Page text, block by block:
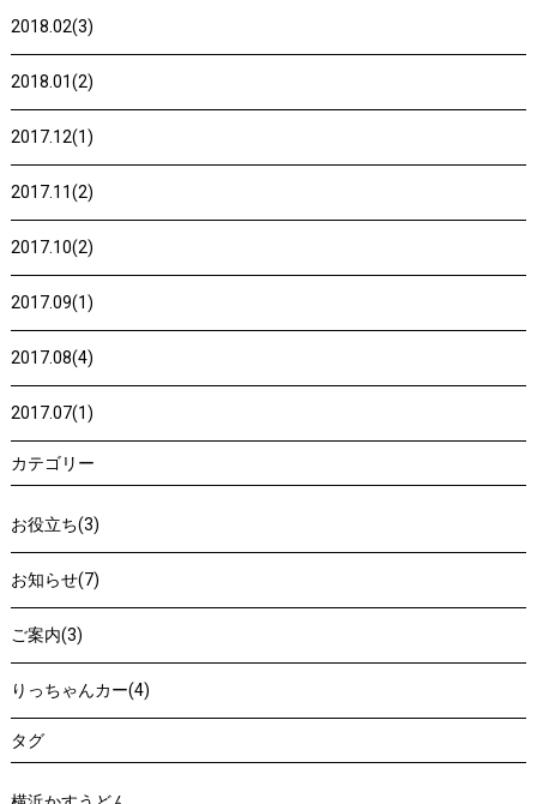
2018.02(3)
2018.01(2)
2017.12(1)
2017.11(2)
2017.10(2)
2017.09(1)
2017.08(4)
2017.07(1)
カテゴリー
お役立ち(3)
お知らせ(7)
ご案内(3)
りっちゃんカー(4)
タグ